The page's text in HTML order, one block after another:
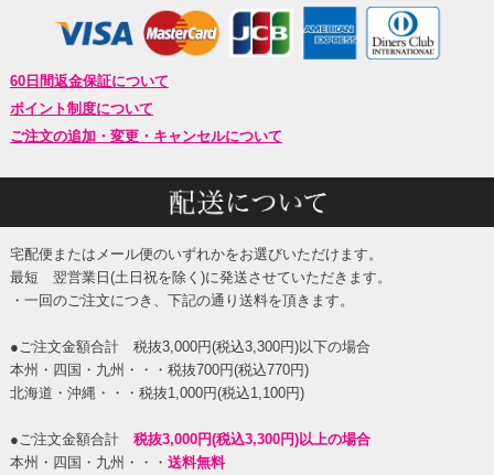
60日間返金保証について
ポイント制度について
ご注文の追加・変更・キャンセルについて
宅配便またはメール便のいずれかをお選びいただけます。
最短 翌営業日(土日祝を除く)に発送させていただきます。
・一回のご注文につき、下記の通り送料を頂きます。
●ご注文金額合計 税抜3,000円(税込3,300円)以下の場合
本州・四国・九州・・・税抜700円(税込770円)
北海道・沖縄・・・税抜1,000円(税込1,100円)
●ご注文金額合計 税抜3,000円(税込3,300円)以上の場合
本州・四国・九州・・・ 送料無料